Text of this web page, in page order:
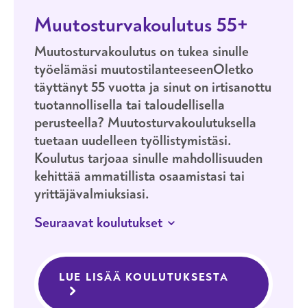
Muutosturvakoulutus 55+
Muutosturvakoulutus on tukea sinulle
työelämäsi muutostilanteeseenOletko
täyttänyt 55 vuotta ja sinut on irtisanottu
tuotannollisella tai taloudellisella
perusteella? Muutosturvakoulutuksella
tuetaan uudelleen työllistymistäsi.
Koulutus tarjoaa sinulle mahdollisuuden
kehittää ammatillista osaamistasi tai
yrittäjävalmiuksiasi.
Seuraavat koulutukset
Muutosturvakoulutus 55 +
JATKUVA HAKU
MONIMUOTO
LUE LISÄÄ KOULUTUKSESTA